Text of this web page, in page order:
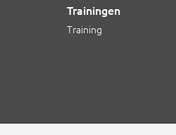
Trainingen
Training